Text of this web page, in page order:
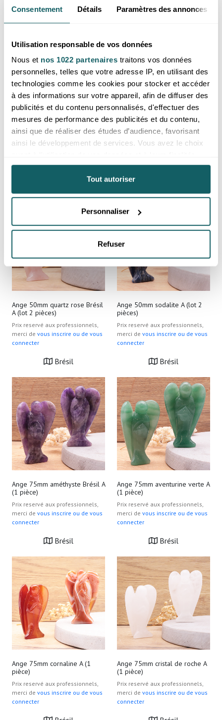
Consentement Détails Paramètres des annonces
Utilisation responsable de vos données
Nous et nos 1022 partenaires traitons vos données
personnelles, telles que votre adresse IP, en utilisant des
technologies comme les cookies pour stocker et accéder
à des informations sur votre appareil, afin de diffuser des
publicités et du contenu personnalisés, d'effectuer des
mesures de performance des publicités et du contenu,
ainsi que de réaliser des études d’audience, favorisant
ainsi le développement de services. Vous avez le choix
Vous pouvez modifier ou retirer votre consentement à
tout moment en consultant la Déclaration relative aux
cookies ou en cliquant sur l'icône de confidentialité.
Si vous le permettez, nous aimerions également :
Collecter des informations sur votre localisation
géographique qui peuvent être précises à plusieurs
pour en relever les caractéristiques spécifiques
(empreintes digitales).
Pour en savoir plus sur le traitement de vos données
personnelles et définir vos préférences, reportez-vous à
lasection « Détails ». Vous pouvez modifier ou retirer
votre consentement à tout moment à partir de la
et les annonces, d'offrir des fonctionnalités relatives aux
médias sociaux et d'analyser notre trafic. Nous
partageons également des informations sur l'utilisation de
notre site avec nos partenaires de médias sociaux, de
publicité et d'analyse, qui peuvent combiner celles-ci
avec d'autres informations que vous leur avez fournies
ou qu'ils ont collectées lors de votre utilisation de leurs
services.
Tout autoriser
Personnaliser
Refuser
Ange 50mm obsidienne noire
A (lot 2 pièces)
Prix reservé aux professionnels,
connecter
Ange 50mm oeil de tigre A (lot
2 pièces)
Prix reservé aux professionnels,
connecter
Ange 50mm quartz rose Brésil
A (lot 2 pièces)
Prix reservé aux professionnels,
merci de vous inscrire ou de vous
connecter
Brésil
Ange 50mm sodalite A (lot 2
pièces)
Prix reservé aux professionnels,
merci de vous inscrire ou de vous
connecter
Brésil
Ange 75mm améthyste Brésil A
(1 pièce)
Prix reservé aux professionnels,
merci de vous inscrire ou de vous
connecter
Brésil
Ange 75mm aventurine verte A
(1 pièce)
Prix reservé aux professionnels,
merci de vous inscrire ou de vous
connecter
Brésil
Ange 75mm cornaline A (1
pièce)
Prix reservé aux professionnels,
merci de vous inscrire ou de vous
connecter
Ange 75mm cristal de roche A
(1 pièce)
Prix reservé aux professionnels,
merci de vous inscrire ou de vous
connecter